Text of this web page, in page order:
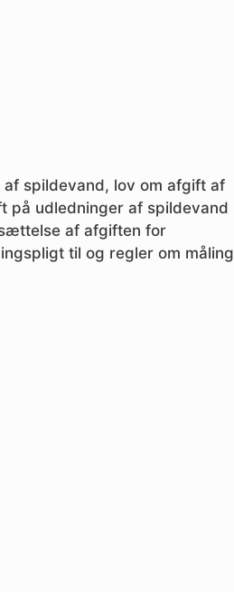
spildevand, lov om afgift af
på udledninger af spildevand
af afgiften for
til og regler om måling